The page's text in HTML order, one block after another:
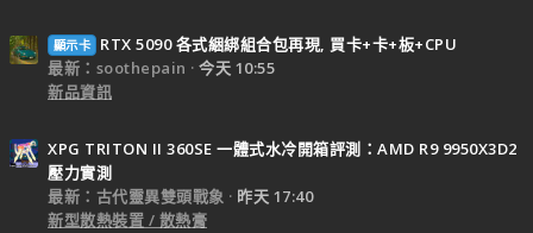
顯示卡
RTX 5090 各式綑綁組合包再現, 買卡+卡+板+CPU
最新：soothepain
今天 10:55
新品資訊
XPG TRITON II 360SE 一體式水冷開箱評測：AMD R9 9950X3D2
壓力實測
最新：古代靈異雙頭戰象
昨天 17:40
新型散熱裝置 / 散熱膏